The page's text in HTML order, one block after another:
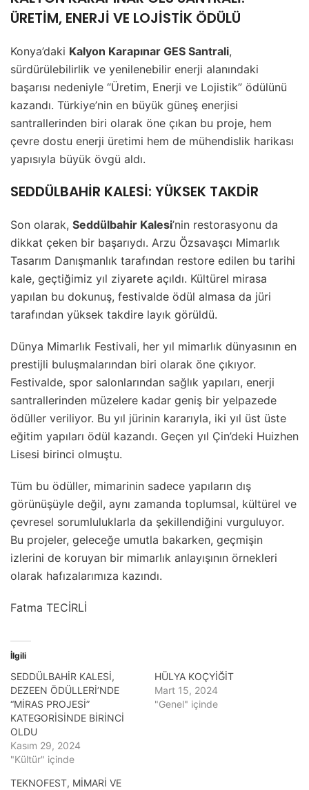
ÜRETİM, ENERJİ VE LOJİSTİK ÖDÜLÜ
Konya’daki Kalyon Karapınar GES Santrali,
sürdürülebilirlik ve yenilenebilir enerji alanındaki
başarısı nedeniyle “Üretim, Enerji ve Lojistik” ödülünü
kazandı. Türkiye’nin en büyük güneş enerjisi
santrallerinden biri olarak öne çıkan bu proje, hem
çevre dostu enerji üretimi hem de mühendislik harikası
yapısıyla büyük övgü aldı.
SEDDÜLBAHİR KALESİ: YÜKSEK TAKDİR
Son olarak, Seddülbahir Kalesi’nin restorasyonu da
dikkat çeken bir başarıydı. Arzu Özsavaşcı Mimarlık
Tasarım Danışmanlık tarafından restore edilen bu tarihi
kale, geçtiğimiz yıl ziyarete açıldı. Kültürel mirasa
yapılan bu dokunuş, festivalde ödül almasa da jüri
tarafından yüksek takdire layık görüldü.
Dünya Mimarlık Festivali, her yıl mimarlık dünyasının en
prestijli buluşmalarından biri olarak öne çıkıyor.
Festivalde, spor salonlarından sağlık yapıları, enerji
santrallerinden müzelere kadar geniş bir yelpazede
ödüller veriliyor. Bu yıl jürinin kararıyla, iki yıl üst üste
eğitim yapıları ödül kazandı. Geçen yıl Çin’deki Huizhen
Lisesi birinci olmuştu.
Tüm bu ödüller, mimarinin sadece yapıların dış
görünüşüyle değil, aynı zamanda toplumsal, kültürel ve
çevresel sorumluluklarla da şekillendiğini vurguluyor.
Bu projeler, geleceğe umutla bakarken, geçmişin
izlerini de koruyan bir mimarlık anlayışının örnekleri
olarak hafızalarımıza kazındı.
Fatma TECİRLİ
İlgili
SEDDÜLBAHİR KALESİ,
DEZEEN ÖDÜLLERİ’NDE
“MİRAS PROJESİ”
KATEGORİSİNDE BİRİNCİ
OLDU
Kasım 29, 2024
"Kültür" içinde
HÜLYA KOÇYİĞİT
Mart 15, 2024
"Genel" içinde
TEKNOFEST, MİMARİ VE